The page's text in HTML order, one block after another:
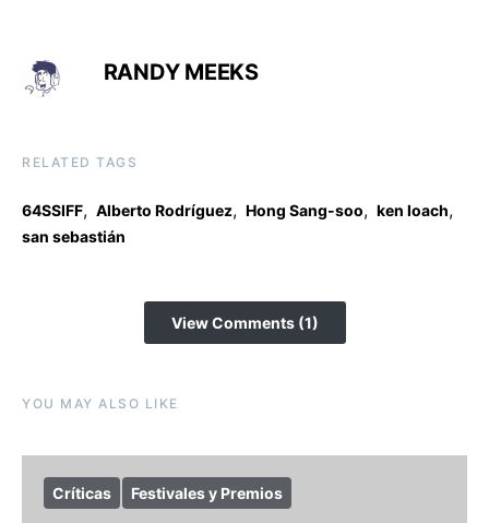
RANDY MEEKS
RELATED TAGS
64SSIFF, Alberto Rodríguez, Hong Sang-soo, ken loach,
san sebastián
View Comments (1)
YOU MAY ALSO LIKE
Críticas Festivales y Premios